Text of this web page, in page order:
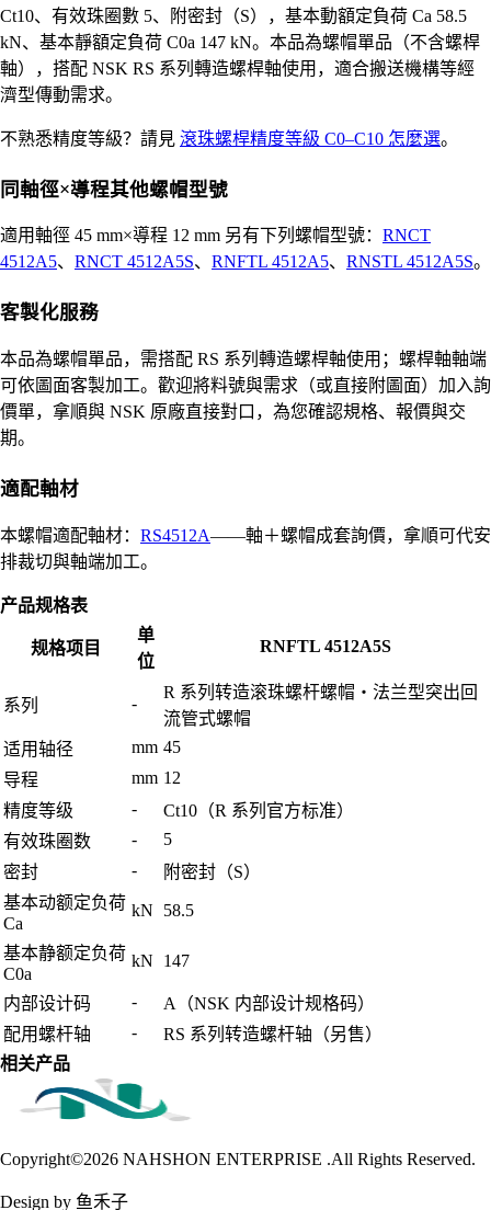
Ct10、有效珠圈數 5、附密封（S），基本動額定負荷 Ca 58.5
kN、基本靜額定負荷 C0a 147 kN。本品為螺帽單品（不含螺桿
軸），搭配 NSK RS 系列轉造螺桿軸使用，適合搬送機構等經
濟型傳動需求。
不熟悉精度等級？請見 滾珠螺桿精度等級 C0–C10 怎麼選。
同軸徑×導程其他螺帽型號
適用軸徑 45 mm×導程 12 mm 另有下列螺帽型號： RNCT
4512A5、 RNCT 4512A5S、 RNFTL 4512A5、 RNSTL 4512A5S。
客製化服務
本品為螺帽單品，需搭配 RS 系列轉造螺桿軸使用；螺桿軸軸端
可依圖面客製加工。歡迎將料號與需求（或直接附圖面）加入詢
價單，拿順與 NSK 原廠直接對口，為您確認規格、報價與交
期。
適配軸材
本螺帽適配軸材： RS4512A——軸＋螺帽成套詢價，拿順可代安
排裁切與軸端加工。
产品规格表
规格项目
单
位
RNFTL 4512A5S
系列 -
R 系列转造滚珠螺杆螺帽・法兰型突出回
流管式螺帽
适用轴径
mm 45
导程
mm 12
精度等级
-
Ct10（R 系列官方标准）
有效珠圈数
-
5
密封
-
附密封（S）
基本动额定负荷
Ca
kN 58.5
基本静额定负荷
C0a
kN 147
内部设计码 -
A（NSK 内部设计规格码）
配用螺杆轴
-
RS 系列转造螺杆轴（另售）
相关产品
Copyright©2026 NAHSHON ENTERPRISE .All Rights Reserved.
Design by 鱼禾子